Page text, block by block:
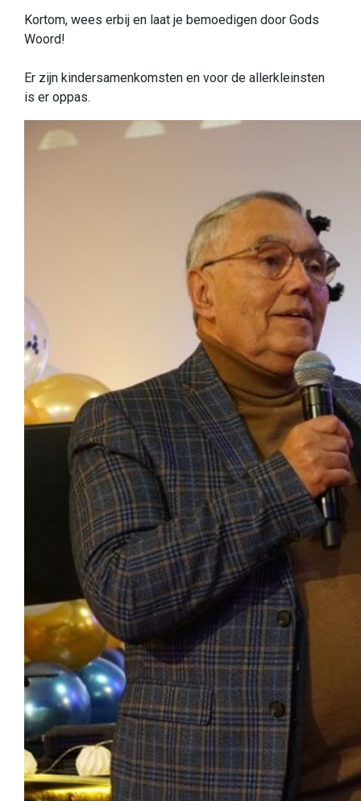
Kortom, wees erbij en laat je bemoedigen door Gods
Woord!
Er zijn kindersamenkomsten en voor de allerkleinsten
is er oppas.